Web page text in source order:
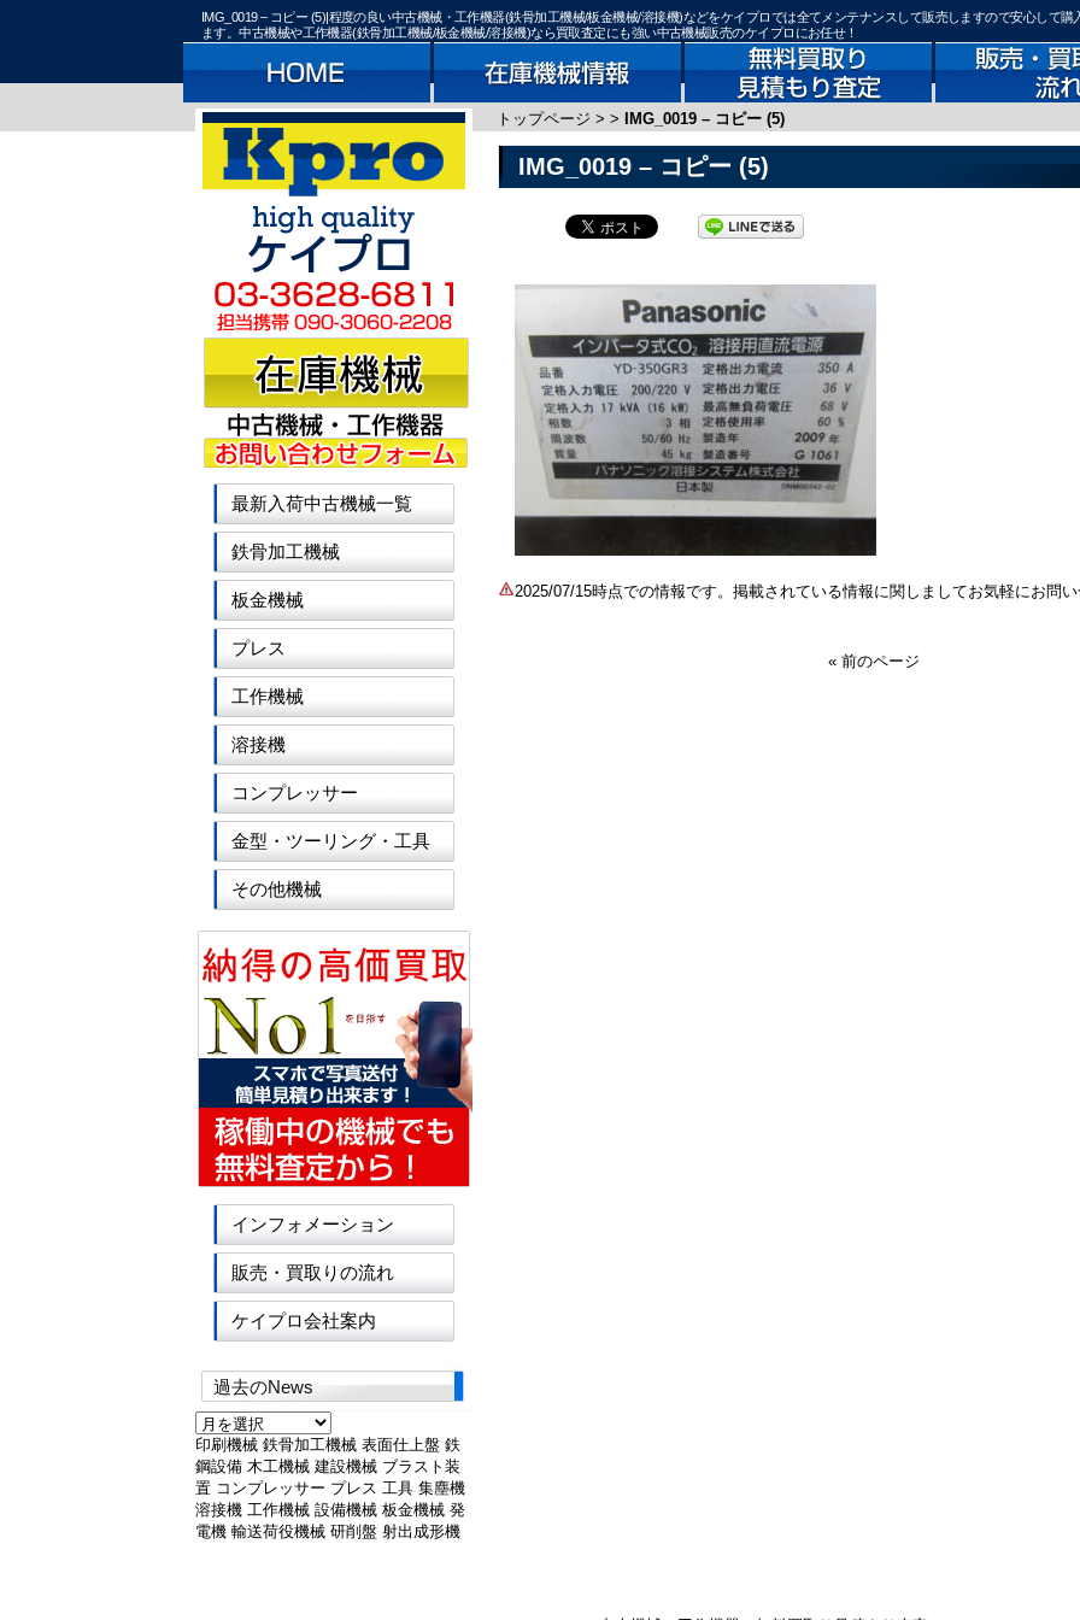
IMG_0019 – コピー (5)|程度の良い中古機械・工作機器(鉄骨加工機械/板金機械/溶接機)などをケイプロでは全てメンテナンスして販売しますので安心して購
ます。中古機械や工作機器(鉄骨加工機械/板金機械/溶接機)なら買取査定にも強い中古機械販売のケイプロにお任せ！
トップページ > > IMG_0019 – コピー (5)
IMG_0019 – コピー (5)
2025/07/15時点での情報です。掲載されている情報に関しましてお気軽にお問い
« 前のページ
最新入荷中古機械一覧
鉄骨加工機械
板金機械
プレス
工作機械
溶接機
コンプレッサー
金型・ツーリング・工具
その他機械
インフォメーション
販売・買取りの流れ
ケイプロ会社案内
過去のNews
過
去
の
News
印刷機械 鉄骨加工機械 表面仕上盤 鉄
鋼設備 木工機械 建設機械 ブラスト装
置 コンプレッサー プレス 工具 集塵機
溶接機 工作機械 設備機械 板金機械 発
電機 輸送荷役機械 研削盤 射出成形機